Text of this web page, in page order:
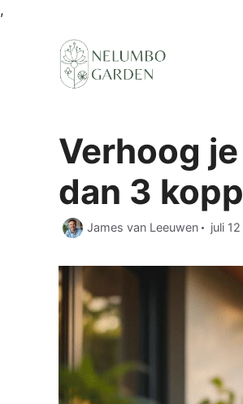
,
Verhoog
dan 3
James van Leeuwen juli